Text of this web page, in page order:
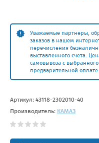
Уважаемые партнеры,
заказов в нашем
перечисления
выставленного счета.
самовывоза с
предварительной оплате
Артикул: 43118-2302010-40
Производитель: КАМАЗ